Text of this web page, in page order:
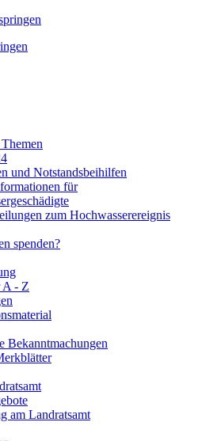
und Notstandsbeihilfen
für
zum Hochwasserereignis
spenden?
A - Z
Bekanntmachungen
am Landratsamt